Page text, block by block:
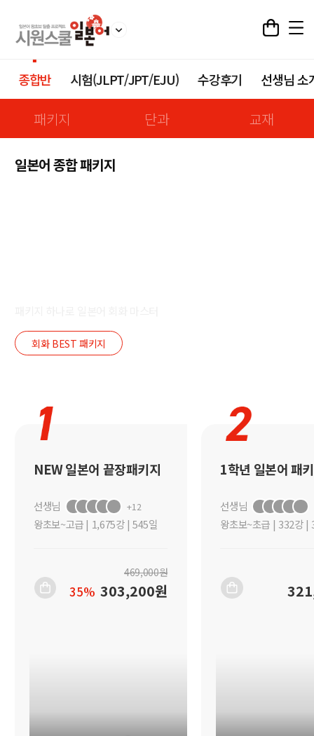
종합반 시험(JLPT/JPT/EJU) 수강후기 선생님 소
패키지 단과 교재
일본어 종합 패키지
회화BEST 패키지
NEW 일본어 끝장패키지
선생님 +12
왕초보~고급| 1,675강 | 545일
469,000원
35% 303,200원
1학년 일본어 패
선생님
왕초보~초급 | 332강 |